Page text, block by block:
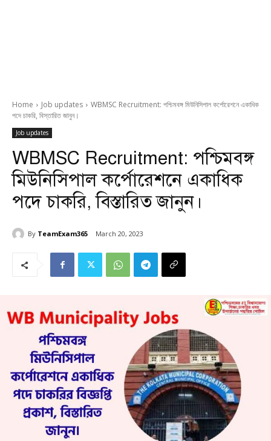
Home Job updates
WBMSC Recruitment: পশ্চিমবঙ্গ মিউনিসিপাল কর্পোরেশনে একাধিক
পদে চাকরি, বিস্তারিত জানুন।
Job updates
WBMSC Recruitment: পশ্চিমবঙ্গ
মিউনিসিপাল কর্পোরেশনে একাধিক
পদে চাকরি, বিস্তারিত জানুন।
By TeamExam365 March 20, 2023